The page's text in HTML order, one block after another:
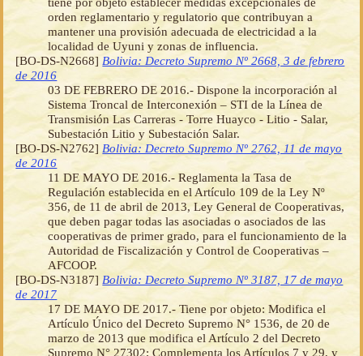
orden reglamentario y regulatorio que contribuyan a
mantener una provisión adecuada de electricidad a la
localidad de Uyuni y zonas de influencia.
[BO-DS-N2668] Bolivia: Decreto Supremo Nº 2668, 3 de febrero
de 2016
03 DE FEBRERO DE 2016.- Dispone la incorporación al
Sistema Troncal de Interconexión – STI de la Línea de
Transmisión Las Carreras - Torre Huayco - Litio - Salar,
Subestación Litio y Subestación Salar.
[BO-DS-N2762] Bolivia: Decreto Supremo Nº 2762, 11 de mayo
de 2016
11 DE MAYO DE 2016.- Reglamenta la Tasa de
Regulación establecida en el Artículo 109 de la Ley Nº
356, de 11 de abril de 2013, Ley General de Cooperativas,
que deben pagar todas las asociadas o asociados de las
cooperativas de primer grado, para el funcionamiento de la
Autoridad de Fiscalización y Control de Cooperativas –
AFCOOP.
[BO-DS-N3187] Bolivia: Decreto Supremo Nº 3187, 17 de mayo
de 2017
17 DE MAYO DE 2017.- Tiene por objeto: Modifica el
Artículo Único del Decreto Supremo N° 1536, de 20 de
marzo de 2013 que modifica el Artículo 2 del Decreto
Supremo N° 27302; Complementa los Artículos 7 y 29, y